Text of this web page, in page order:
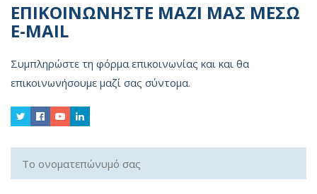
ΕΠΙΚΟΙΝΩΝΗΣΤΕ ΜΑΖΙ ΜΑΣ ΜΕΣΩ
E-MAIL
Συμπληρώστε τη φόρμα επικοινωνίας και και θα
επικοινωνήσουμε μαζί σας σύντομα.